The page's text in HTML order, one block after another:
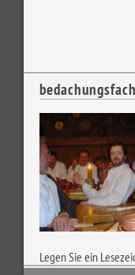
Legen Sie ein